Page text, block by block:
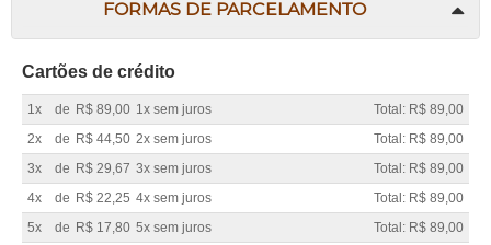
FORMAS DE PARCELAMENTO
Cartões de crédito
1x de R$ 89,00 1x sem juros
Total: R$ 89,00
2x
de R$ 44,50 2x sem juros
Total: R$ 89,00
3x
de R$ 29,67 3x sem juros
Total: R$ 89,00
4x
de R$ 22,25 4x sem juros
Total: R$ 89,00
5x
de R$ 17,80 5x sem juros
Total: R$ 89,00